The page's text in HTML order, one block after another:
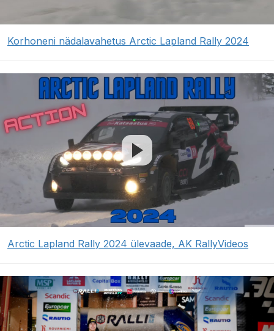
Korhoneni nädalavahetus Arctic Lapland Rally 2024
Arctic Lapland Rally 2024 ülevaade, AK RallyVideos